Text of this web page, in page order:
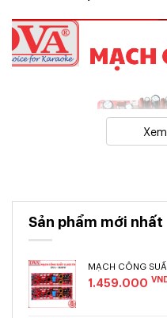
Sản phẩm mới nhất
MẠCH CÔNG
1.459.000